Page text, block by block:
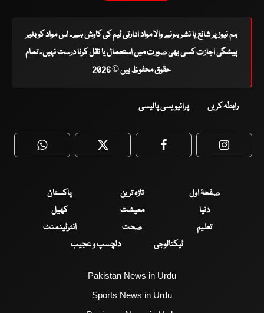
ہم نیوز پر شائع یا نشر ہونے والا مواد ادارتی ٹیم کی کاوش ہے۔ اس مواد کو بغیر
پیشگی اجازت کسی بھی صورت میں استعمال یا نقل کرنا درست نہیں۔ تمام
حقوق محفوظ ہیں © 2026
رابطہ کریں پرائیویسی پالیسی
WhatsApp Twitter Facebook
صفحۂ اول تازہ ترین
پاکستان
دنیا
معیشت
کھیل
تعلیم
صحت
انٹرٹینمنٹ
ٹیکنالوجی
دلچسپ و عجیب
Pakistan News in Urdu
Sports News in Urdu